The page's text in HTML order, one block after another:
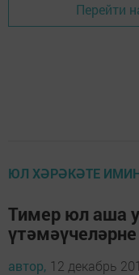
Перейти
ЮЛ ХӘРӘКӘТЕ
Тимер юл аша
автор, 12 декабрь